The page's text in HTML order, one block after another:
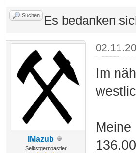
Suchen Es bedanken
IMazub
Selbstgernbastler
Im
Meine